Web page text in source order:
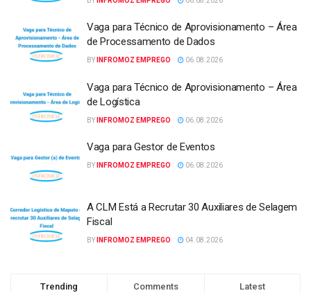
Vaga para Técnico de Aprovisionamento – Área
de Processamento de Dados
BY INFROMOZ EMPREGO 06.08.2026
Vaga para Técnico de Aprovisionamento – Área
de Logística
BY INFROMOZ EMPREGO 06.08.2026
Vaga para Gestor de Eventos
BY INFROMOZ EMPREGO 06.08.2026
A CLM Está a Recrutar 30 Auxiliares de Selagem
Fiscal
BY INFROMOZ EMPREGO 04.08.2026
Trending Comments Latest